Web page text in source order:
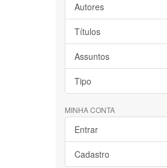
Autores
Títulos
Assuntos
Tipo
MINHA CONTA
Entrar
Cadastro